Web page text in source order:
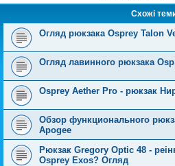
Схожі
Огляд рюкзака Osprey Talon
Огляд лавинного рюкзака
Osprey Aether Pro - рюкзак
Обзор функционального
Apogee
Рюкзак Gregory Optic 48 -
Osprey Exos? Огляд